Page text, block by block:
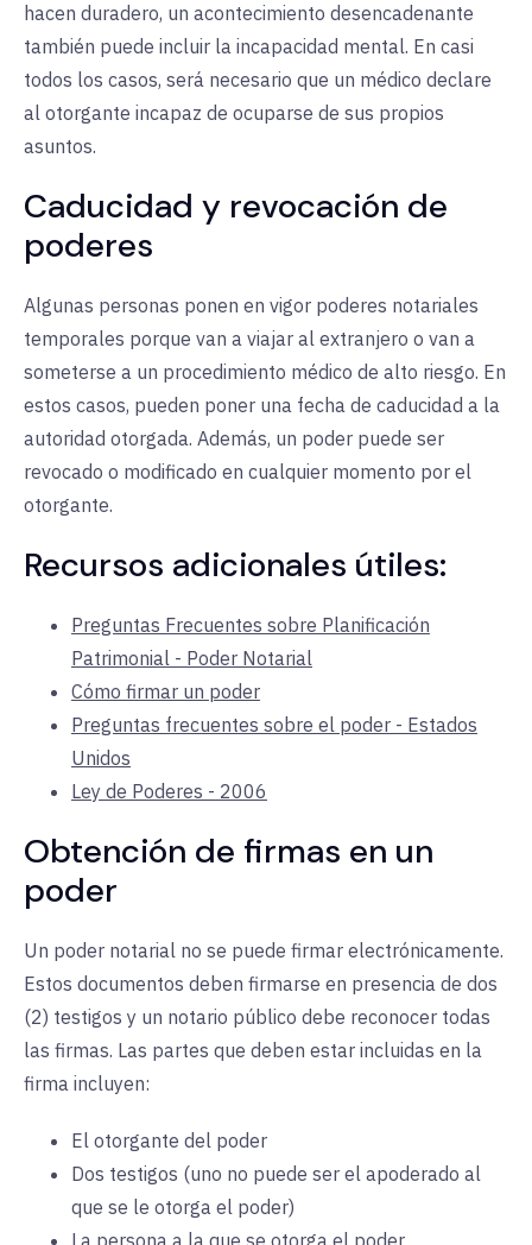
hacen duradero, un acontecimiento desencadenante
también puede incluir la incapacidad mental. En casi
todos los casos, será necesario que un médico declare
al otorgante incapaz de ocuparse de sus propios
asuntos.
Caducidad y revocación de
poderes
Algunas personas ponen en vigor poderes notariales
temporales porque van a viajar al extranjero o van a
someterse a un procedimiento médico de alto riesgo. En
estos casos, pueden poner una fecha de caducidad a la
autoridad otorgada. Además, un poder puede ser
revocado o modificado en cualquier momento por el
otorgante.
Recursos adicionales útiles:
Preguntas Frecuentes sobre Planificación
Patrimonial - Poder Notarial
Cómo firmar un poder
Preguntas frecuentes sobre el poder - Estados
Unidos
Ley de Poderes - 2006
Obtención de firmas en un
poder
Un poder notarial no se puede firmar electrónicamente.
Estos documentos deben firmarse en presencia de dos
(2) testigos y un notario público debe reconocer todas
las firmas. Las partes que deben estar incluidas en la
firma incluyen:
El otorgante del poder
Dos testigos (uno no puede ser el apoderado al
que se le otorga el poder)